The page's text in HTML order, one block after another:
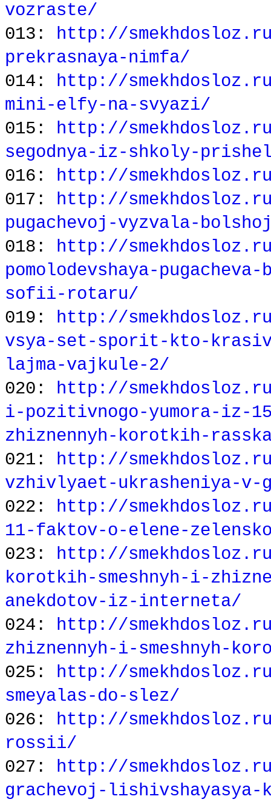
vozraste/
013: http://
prekrasnaya-nimfa/
014: http://
mini-elfy-na-svyazi/
015: http://
segodnya-iz-shkoly-
016: http://
017: http://
pugachevoj-vyzvala-
018: http://
pomolodevshaya-
sofii-rotaru/
019: http://
vsya-set-sporit-kto-
lajma-vajkule-2/
020: http://
i-pozitivnogo-yumora-iz-
zhiznennyh-korotkih-
021: http://
vzhivlyaet-ukrasheniya-v-
022: http://
11-faktov-o-elene-
023: http://
korotkih-smeshnyh-i-
anekdotov-iz-interneta/
024: http://
zhiznennyh-i-smeshnyh-
025: http://
smeyalas-do-slez/
026: http://
rossii/
027: http://
grachevoj-